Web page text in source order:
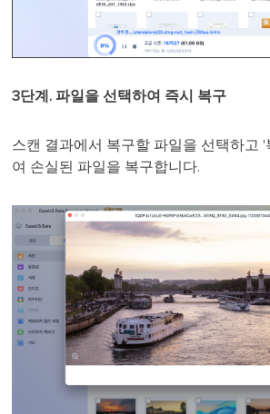
3단계. 파일을 선택하여 즉시 복구
스캔 결과에서 복구할 파일을 선택하고
여 손실된 파일을 복구합니다.